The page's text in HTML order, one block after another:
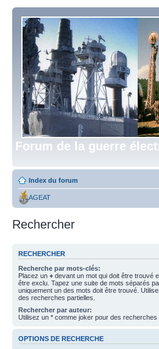
Forum de la guerre
Index du forum
AGEAT
Rechercher
RECHERCHER
Recherche par mots-clés:
Placez un + devant un mot qui doit être trouvé
être exclu. Tapez une suite de mots séparés
uniquement un des mots doit être trouvé.
des recherches partielles.
Rechercher par auteur:
Utilisez un * comme joker pour des recherches
OPTIONS DE RECHERCHE